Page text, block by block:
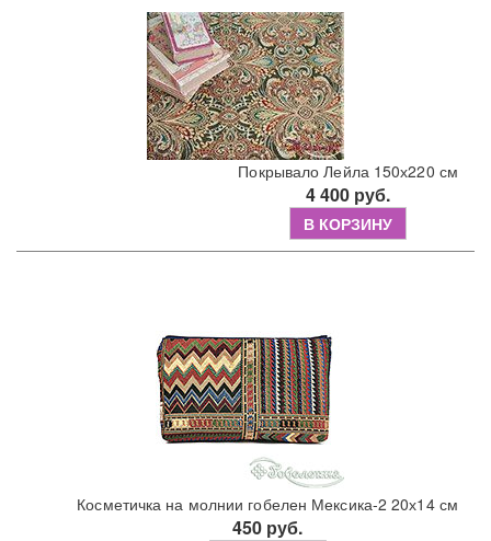
Покрывало Лейла 150х220 см
4 400 руб.
В КОРЗИНУ
Косметичка на молнии гобелен Мексика-2 20х14 см
450 руб.